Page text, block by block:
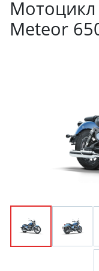
Мотоцикл
Meteor